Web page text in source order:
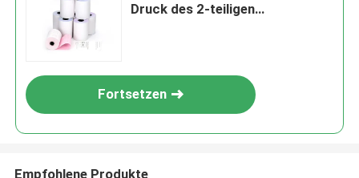
Druck des 2-teiligen
Fortsetzen
Empfohlene Produkte